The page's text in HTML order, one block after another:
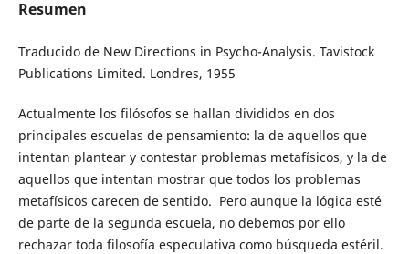
Resumen
Traducido de New Directions in Psycho-Analysis. Tavistock
Publications Limited. Londres, 1955
Actualmente los filósofos se hallan divididos en dos
principales escuelas de pensamiento: la de aquellos que
intentan plantear y contestar problemas metafísicos, y la de
aquellos que intentan mostrar que todos los problemas
metafísicos carecen de sentido. Pero aunque la lógica esté
de parte de la segunda escuela, no debemos por ello
rechazar toda filosofía especulativa como búsqueda estéril.